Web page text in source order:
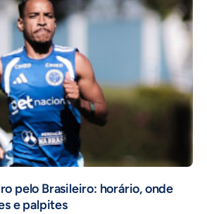
pelo Brasileiro: horário, onde
e palpites